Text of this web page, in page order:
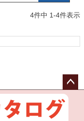
4件中 1-4件表示
ペー